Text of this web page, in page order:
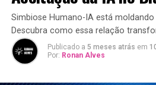
Simbiose Humano-IA está moldando
Descubra como essa relação
Publicado a 5 meses atrás em
Por: Ronan Alves